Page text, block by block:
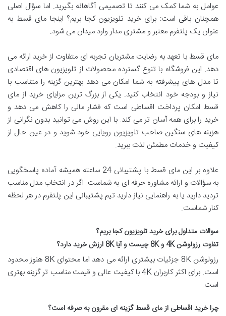
عوامل به شما کمک می کنند تا تصمیمی آگاهانه بگیرید. اما سؤال اصلی
همچنان باقی است: برای خرید تلویزیون کجا بریم؟ اینجا مای قسط به
عنوان یک پلتفرم معتبر و مشتری مدار وارد میدان می شود.
مای قسط با تعهد به رضایت مشتریان تجربه ای متفاوت از خرید ارائه می
دهد. این فروشگاه با تنوع گسترده محصولات از تلویزیون های اقتصادی
تا مدل های پیشرفته به شما امکان می دهد بهترین گزینه را متناسب با
نیاز و بودجه خود انتخاب کنید. یکی از بزرگ ترین مزایای خرید از مای
قسط امکان پرداخت اقساطی است که فشار مالی را کاهش می دهد و
خرید را برای همه آسان تر می کند. با این روش می توانید بدون نگرانی از
هزینه های سنگین صاحب تلویزیون رویایی خود شوید و در عین حال از
کیفیت و خدمات مطمئن لذت ببرید.
علاوه بر این مای قسط با پشتیبانی 24 ساعته همیشه آماده پاسخگویی
به سؤالات و ارائه مشاوره حرفه ای به شماست. اگر در انتخاب مدل مناسب
تردید دارید یا به راهنمایی نیاز دارید تیم پشتیبانی این پلتفرم در هر لحظه
کنار شماست.
سوالات متداول برای خرید تلویزیون کجا بریم؟
تفاوت رزولوشن 4K و 8K چیست و آیا 8K ارزش خرید دارد؟
رزولوشن 8K جزئیات بیشتری ارائه می دهد اما محتوای 8K هنوز محدود
است. برای اکثر کاربران 4K با کیفیت عالی و قیمت مناسب تر گزینه بهتری
است.
چرا خرید اقساطی از مای قسط گزینه ای مقرون به صرفه است؟